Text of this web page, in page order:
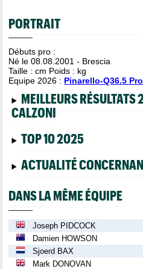
PORTRAIT
Débuts pro :
Né le 08.08.2001 - Brescia
Taille :cm Poids : kg
Equipe 2026 : Pinarello-Q36.5
MEILLEURS RÉSULTATS
CALZONI
TOP 10 2025
ACTUALITÉ
DANS LA MÊME ÉQUIPE
Joseph PIDCOCK
Damien HOWSON
Sjoerd BAX
Mark DONOVAN